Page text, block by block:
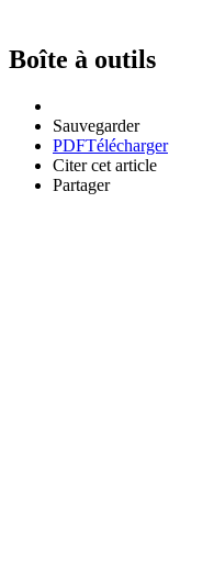
Boîte à outils
Sauvegarder
PDFTélécharger
Citer cet article
Partager